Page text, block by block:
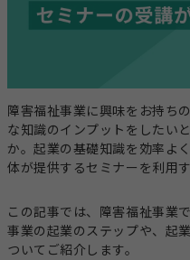
法人設立
求人広告掲載・人
その他のサービス
ホームページ作成
お役立ちコラム
就労系サー
生活介護
障害福祉事業に興味をお持ち
な知識のインプットをしたい
か。起業の基礎知識を効率よ
体が提供するセミナーを利用
この記事では、障害福祉事業
事業の起業のステップや、起
ついてご紹介します。